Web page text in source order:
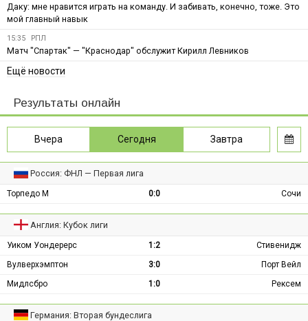
Даку: мне нравится играть на команду. И забивать, конечно, тоже. Это
мой главный навык
15:35 РПЛ
Матч "Спартак" — "Краснодар" обслужит Кирилл Левников
Ещё новости
Результаты онлайн
Вчера Сегодня Завтра
Россия: ФНЛ — Первая лига
Торпедо М 0:0 Сочи
Англия: Кубок лиги
Уиком Уондерерс 1:2
Стивенидж
Вулверхэмптон
3:0
Порт Вейл
Мидлсбро
1:0 Рексем
Германия: Вторая бундеслига